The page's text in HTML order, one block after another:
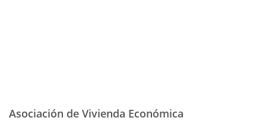
Asociación de Vivienda Económica